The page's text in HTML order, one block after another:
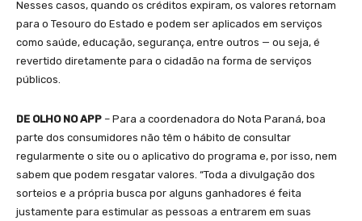
Nesses casos, quando os créditos expiram, os valores retornam
para o Tesouro do Estado e podem ser aplicados em serviços
como saúde, educação, segurança, entre outros — ou seja, é
revertido diretamente para o cidadão na forma de serviços
públicos.
DE OLHO NO APP – Para a coordenadora do Nota Paraná, boa
parte dos consumidores não têm o hábito de consultar
regularmente o site ou o aplicativo do programa e, por isso, nem
sabem que podem resgatar valores. “Toda a divulgação dos
sorteios e a própria busca por alguns ganhadores é feita
justamente para estimular as pessoas a entrarem em suas